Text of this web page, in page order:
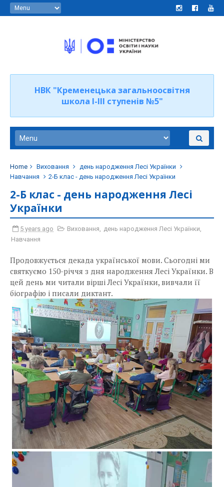
НВК "Кременецька загальноосвітня
школа І-ІІІ ступенів №5"
Home Виховання
день народження Лесі Українки
Навчання
2-Б клас - день народження Лесі Українки
2-Б клас - день народження Лесі
Українки
5 years ago Виховання, день народження Лесі Українки,
Навчання
Продовжується декада української мови. Сьогодні ми
святкуємо 150-річчя з дня народження Лесі Українки. В
цей день ми читали вірші Лесі Українки, вивчали її
біографію і писали диктант.